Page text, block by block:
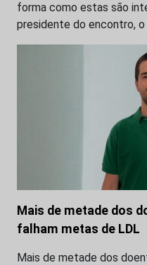
forma como estas são
presidente do encontro,
Mais de metade dos
falham metas de LDL
Mais de metade dos